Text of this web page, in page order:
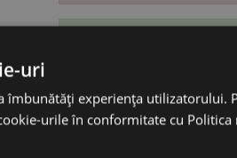
uri
îmbunătăți experiența utilizatorului.
urile în conformitate cu